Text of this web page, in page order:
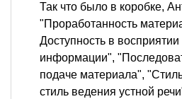
Так что было в коробке,
"Проработанность
Доступность в
информации",
подаче материала",
стиль ведения устной